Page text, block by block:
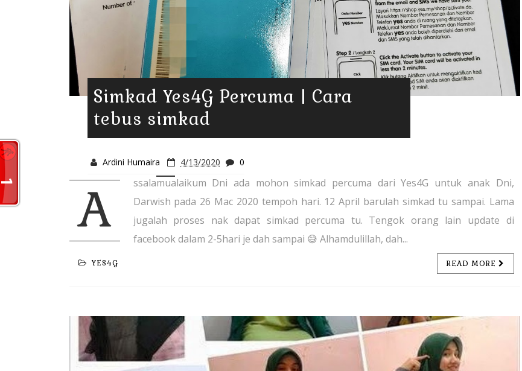
Simkad Yes4G Percuma | Cara
tebus simkad
Ardini Humaira 4/13/2020 0
A
ssalamualaikum Dni ada mohon simkad percuma dari Yes4G untuk anak Dni,
Darwish pada 26 Mac 2020 tempoh hari. 12 April barulah simkad tu sampai. Lama
jugalah proses nak dapat simkad percuma tu. Tengok orang lain update di
facebook dalam 2-5hari je dah sampai 😅 Alhamdulillah, dah...
YES4G READ MORE